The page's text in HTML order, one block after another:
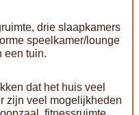
drie slaapkamers
speelkamer/lounge
een tuin.
dat het huis veel
zijn veel mogelijkheden